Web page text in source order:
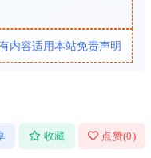
内容适用本站免责声明
收藏 点赞(0)